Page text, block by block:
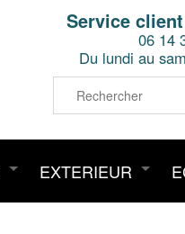
Service
06 14
Du lundi au
EXTERIEUR